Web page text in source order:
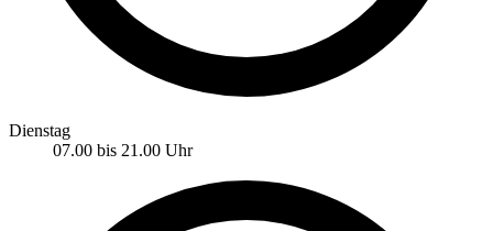
Dienstag
07.00 bis 21.00 Uhr